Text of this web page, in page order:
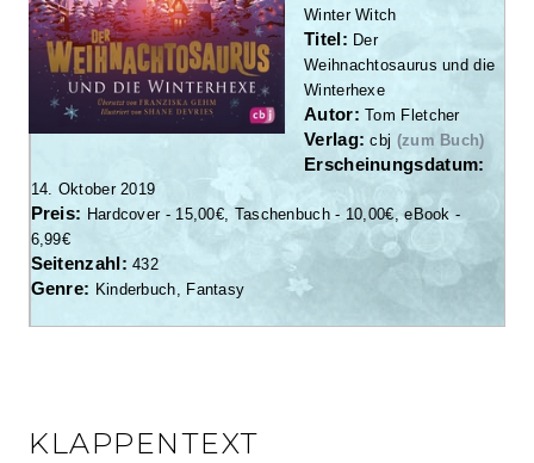
Winter Witch
Titel: Der
Weihnachtosaurus und die
Winterhexe
Autor:Tom Fletcher
Verlag:cbj (zum Buch)
Erscheinungsdatum:
14. Oktober 2019
Preis: Hardcover - 15,00€, Taschenbuch - 10,00€, eBook -
6,99€
Seitenzahl:432
Genre: Kinderbuch, Fantasy
KLAPPENTEXT